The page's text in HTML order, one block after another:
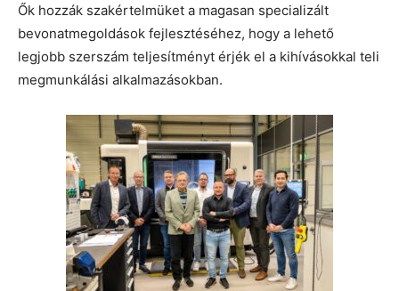
Ők hozzák szakértelmüket a magasan specializált
bevonatmegoldások fejlesztéséhez, hogy a lehető
legjobb szerszám teljesítményt érjék el a kihívásokkal teli
megmunkálási alkalmazásokban.